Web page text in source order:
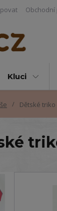
Kluci
Dětské triko